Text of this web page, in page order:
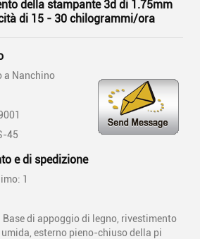
della stampante 3d di 1.75mm
di 15 - 30 chilogrammi/ora
a Nanchino
45
e di spedizione
1
di appoggio di legno, rivestimento
esterno pieno-chiuso della pi